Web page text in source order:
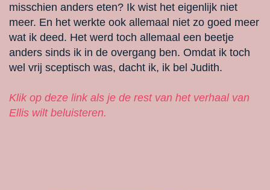
misschien anders eten? Ik wist het eigenlijk niet
meer. En het werkte ook allemaal niet zo goed meer
wat ik deed. Het werd toch allemaal een beetje
anders sinds ik in de overgang ben. Omdat ik toch
wel vrij sceptisch was, dacht ik, ik bel Judith.
Klik op deze link als je de rest van het verhaal van
Ellis wilt beluisteren.